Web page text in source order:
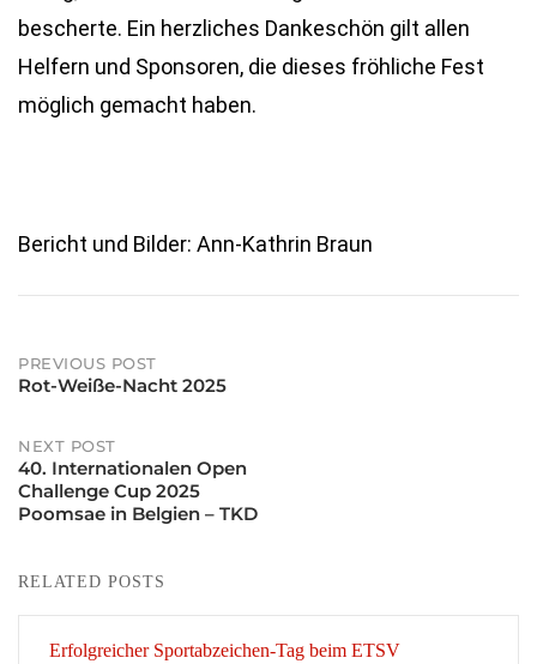
bescherte. Ein herzliches Dankeschön gilt allen
Helfern und Sponsoren, die dieses fröhliche Fest
möglich gemacht haben.
Bericht und Bilder: Ann-Kathrin Braun
navigation
PREVIOUS POST
Rot-Weiße-Nacht 2025
NEXT POST
40. Internationalen Open
Challenge Cup 2025
Poomsae in Belgien – TKD
RELATED POSTS
Erfolgreicher Sportabzeichen-Tag beim ETSV